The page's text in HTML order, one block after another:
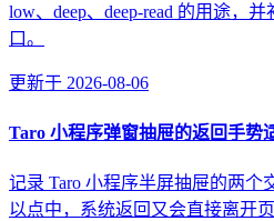
low、deep、deep-read 的用途，
口。
更新于 2026-08-06
Taro 小程序弹窗抽屉的返回手势
记录 Taro 小程序半屏抽屉的两个
以点中，系统返回又会直接离开